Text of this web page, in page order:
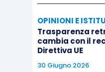
OPINIONI E
Trasparenza
cambia con il
Direttiva UE
30 Giugno 2026